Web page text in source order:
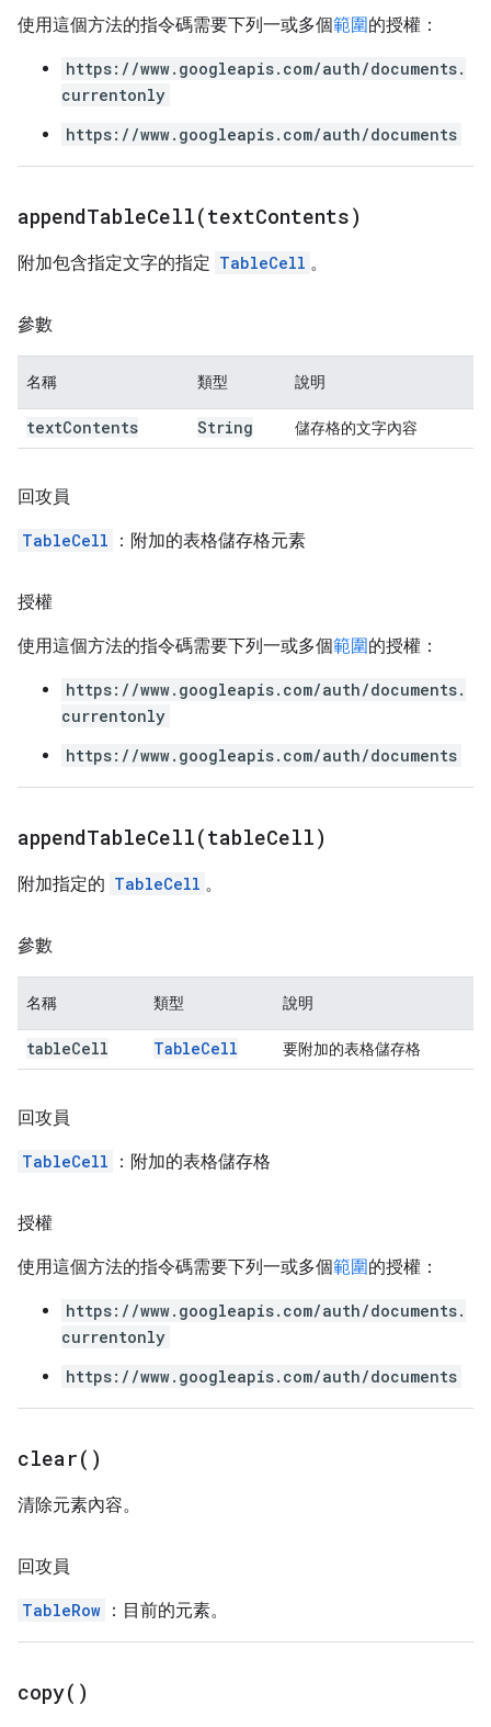
使用這個方法的指令碼需要下列一或多個範圍的授權：
https://www.googleapis.com/auth/documents.
currentonly
https://www.googleapis.com/auth/documents
appendTableCell(textContents)
附加包含指定文字的指定 TableCell 。
參數
名稱 類型 說明
textContents String 儲存格的文字內容
回攻員
TableCell ：附加的表格儲存格元素
授權
使用這個方法的指令碼需要下列一或多個範圍的授權：
https://www.googleapis.com/auth/documents.
currentonly
https://www.googleapis.com/auth/documents
appendTableCell(tableCell)
附加指定的 TableCell 。
參數
名稱 類型 說明
tableCell TableCell 要附加的表格儲存格
回攻員
TableCell ：附加的表格儲存格
授權
使用這個方法的指令碼需要下列一或多個範圍的授權：
https://www.googleapis.com/auth/documents.
currentonly
https://www.googleapis.com/auth/documents
clear( )
清除元素內容。
回攻員
TableRow ：目前的元素。
copy( )